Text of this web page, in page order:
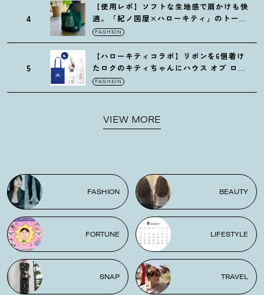
4
【使用レポ】ソフトな生地感で肩かけも快
適。「紀ノ国屋×ハローキティ」のトート
がガシガシ使えて最高です
FASHION
5
【ハローキティコラボ】リボンを6個着け
たロクのキティちゃんにハウス オブ ロー
ゼの限定パケも
FASHION
VIEW MORE
FASHION BEAUTY
FORTUNE LIFESTYLE
SNAP TRAVEL